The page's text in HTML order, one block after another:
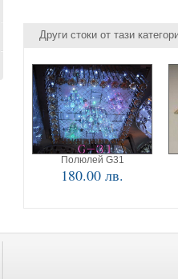
Други стоки от тази
Полюлей G31
180.00 лв.